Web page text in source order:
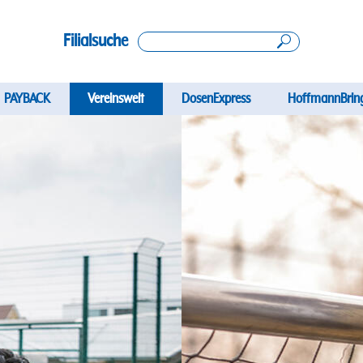
Filialsuche
PAYBACK Vereinswelt DosenExpress